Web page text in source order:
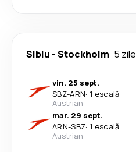
Sibiu -Stockholm 5 zile
vin. 25 sept.
SBZ-ARN· 1 escală
Austrian
mar. 29 sept.
ARN-SBZ· 1 escală
Austrian